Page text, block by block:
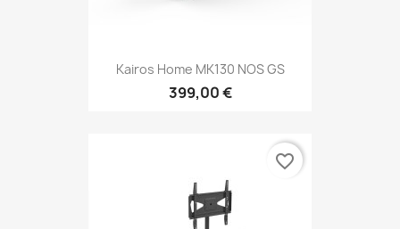
Kairos Home MK130 NOS GS
399,00 €
favorite_border